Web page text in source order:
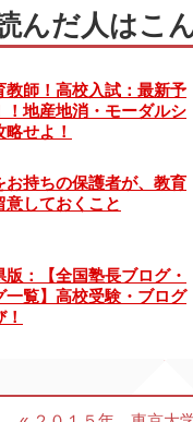
んだ人はこ
教師！高校入試：最新予
！地産地消・モーダルシ
せよ！
お持ちの保護者が、教育
意しておくこと
版：【全国塾長ブログ・
一覧】高校受験・ブログ